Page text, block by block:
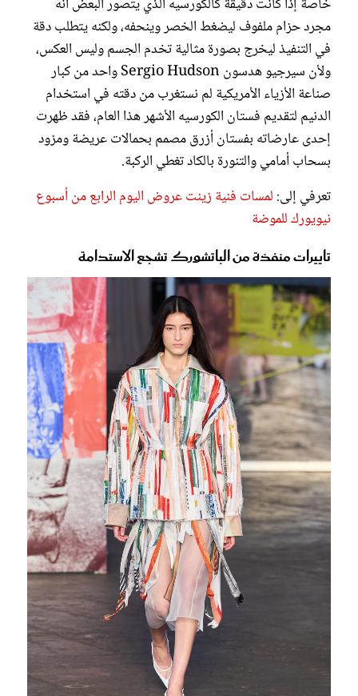
خاصة إذا كانت دقيقة كالكورسيه الذي يتصور البعض أنه
مجرد حزام ملفوف ليضغط الخصر وينحفه، ولكنه يتطلب دقة
في التنفيذ ليخرج بصورة مثالية تخدم الجسم وليس العكس،
ولأن سيرجيو هدسون Sergio Hudson واحد من كبار
صناعة الأزياء الأمريكية لم نستغرب من دقته في استخدام
الدنيم لتقديم فستان الكورسيه الأشهر هذا العام، فقد ظهرت
إحدى عارضاته بفستان أزرق مصمم بحمالات عريضة ومزود
بسحاب أمامي والتنورة بالكاد تغطي الركبة.
تعرفي إلى: لمسات فنية زينت عروض اليوم الرابع من أسبوع
نيويورك للموضة
تاييرات منفذة من الباتشورك تشجع الاستدامة